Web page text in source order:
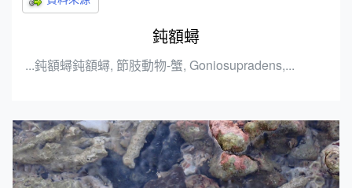
鈍額蟳
...鈍額蟳鈍額蟳, 節肢動物-蟹, Goniosupradens,...